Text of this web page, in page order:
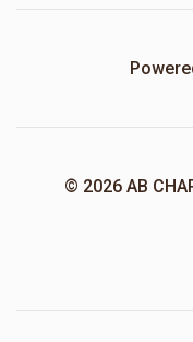
© 2026 AB